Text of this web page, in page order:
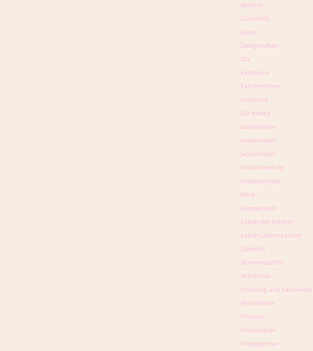
Bestickt
Coverlock
Deko
Designnähen
DIY
Fachleute
Familienleben
Freebook
Für Mama
Gartenleben
Gewinnspiel
Jackenfieber
Kinderkleidung
Kinderzimmer
Kleid
Klimperklein
Leben mit Kindern
Leben.Lieben.Lachen
Lillestoff
Männersachen
Nützliches
Ordnung und Sauberkeit
Plotterliebe
Privates
Probenähen
Probeplotten